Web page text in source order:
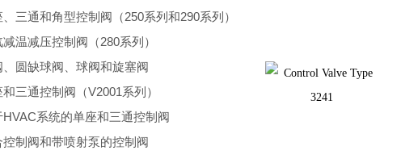
三通和角型控制阀（250系列和290系列）
温减压控制阀（280系列）
、圆缺球阀、球阀和旋塞阀
三通控制阀（V2001系列）
HVAC系统的单座和三通控制阀
控制阀和带喷射泵的控制阀